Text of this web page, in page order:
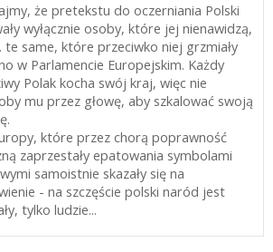
że pretekstu do oczerniania Polski
wyłącznie osoby, które jej nienawidzą,
te same, które przeciwko niej grzmiały
w Parlamencie Europejskim. Każdy
Polak kocha swój kraj, więc nie
mu przez głowę, aby szkalować swoją
które przez chorą poprawność
zaprzestały epatowania symbolami
samoistnie skazały się na
- na szczęście polski naród jest
tylko ludzie...